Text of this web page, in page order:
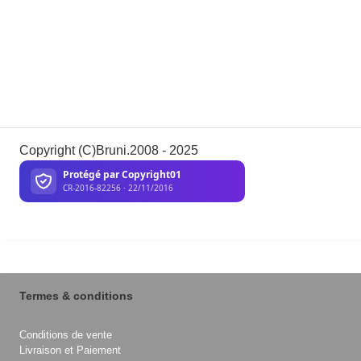
Copyright (C)Bruni.2008 - 2025
Termes & conditions
Conditions de vente
Livraison et Paiement